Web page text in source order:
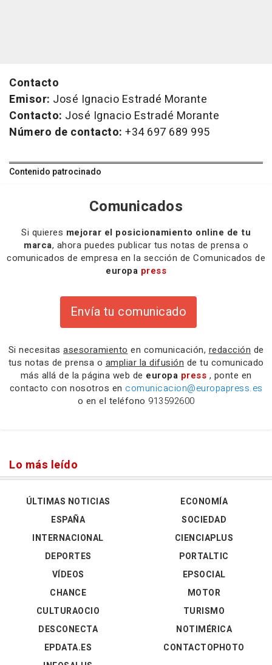
Contacto
Emisor: José Ignacio Estradé Morante
Contacto: José Ignacio Estradé Morante
Número de contacto: +34 697 689 995
Contenido patrocinado
Comunicados
Si quieres mejorar el posicionamiento online de tu
marca, ahora puedes publicar tus notas de prensa o
comunicados de empresa en la sección de Comunicados de
europa press
Envía tu comunicado
Si necesitas asesoramiento en comunicación, redacción de
tus notas de prensa o ampliar la difusión de tu comunicado
más allá de la página web de europa press , ponte en
contacto con nosotros en comunicacion@europapress.es
o en el teléfono 913592600
Lo más leído
ÚLTIMAS NOTICIAS
ESPAÑA
INTERNACIONAL
DEPORTES
VÍDEOS
ECONOMÍA
SOCIEDAD
CIENCIAPLUS
PORTALTIC
EPSOCIAL
CHANCE
CULTURAOCIO
DESCONECTA
EPDATA.ES
MOTOR
TURISMO
NOTIMÉRICA
CONTACTOPHOTO